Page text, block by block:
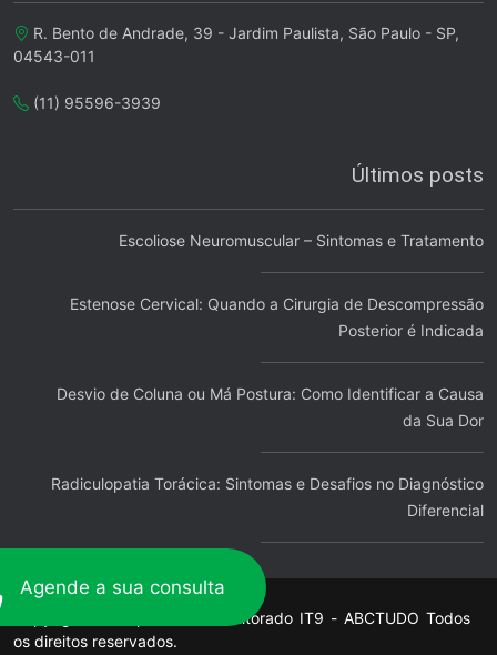
Agende a sua consulta
R. Bento de Andrade, 39 - Jardim Paulista, São Paulo - SP,
04543-011
(11) 95596-3939
Últimos posts
Escoliose Neuromuscular – Sintomas e Tratamento
Estenose Cervical: Quando a Cirurgia de Descompressão
Posterior é Indicada
Desvio de Coluna ou Má Postura: Como Identificar a Causa
da Sua Dor
Radiculopatia Torácica: Sintomas e Desafios no Diagnóstico
Diferencial
Copyright © Hospedado e Monitorado IT9 - ABCTUDO Todos
os direitos reservados.